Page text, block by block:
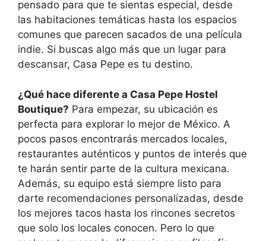
pensado para que te sientas especial, desde
las habitaciones temáticas hasta los espacios
comunes que parecen sacados de una película
indie. Si buscas algo más que un lugar para
descansar, Casa Pepe es tu destino.
¿Qué hace diferente a Casa Pepe Hostel
Boutique? Para empezar, su ubicación es
perfecta para explorar lo mejor de México. A
pocos pasos encontrarás mercados locales,
restaurantes auténticos y puntos de interés que
te harán sentir parte de la cultura mexicana.
Además, su equipo está siempre listo para
darte recomendaciones personalizadas, desde
los mejores tacos hasta los rincones secretos
que solo los locales conocen. Pero lo que